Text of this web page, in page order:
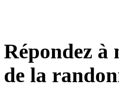
Répondez
de la